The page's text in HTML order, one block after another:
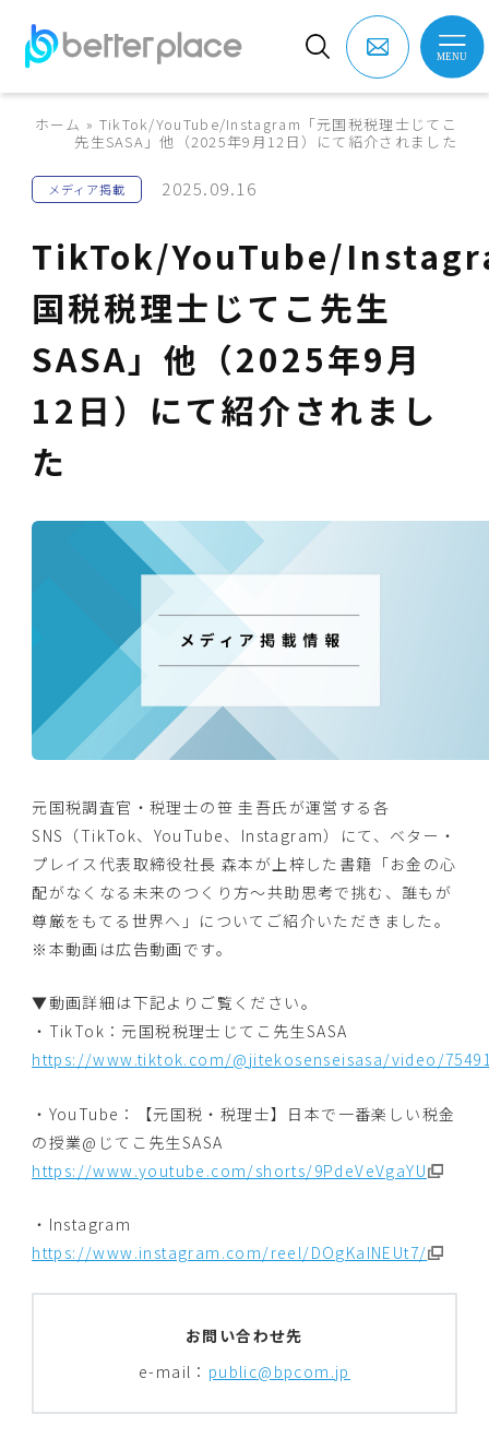
ホーム » TikTok/YouTube/Instagram「元国税税理士じてこ
先生SASA」他（2025年9月12日）にて紹介されました
メディア掲載 2025.09.16
TikTok/YouTube/
国税税理士じてこ先生
SASA」他（2025年9月
12日）にて紹介されまし
た
元国税調査官・税理士の笹 圭吾氏が運営する各
SNS（TikTok、YouTube、Instagram）にて、ベター・
プレイス代表取締役社長 森本が上梓した書籍「お金の心
配がなくなる未来のつくり方～共助思考で挑む、誰もが
尊厳をもてる世界へ」についてご紹介いただきました。
※本動画は広告動画です。
▼動画詳細は下記よりご覧ください。
・TikTok：元国税税理士じてこ先生SASA
https://www.tiktok.com/@jitekosenseisasa/video/
・YouTube：【元国税・税理士】日本で一番楽しい税金
の授業@じてこ先生SASA
https://www.youtube.com/shorts/9PdeVeVgaYU
・Instagram
https://www.instagram.com/reel/DOgKaINEUt7/
お問い合わせ先
e-mail： public@bpcom.jp